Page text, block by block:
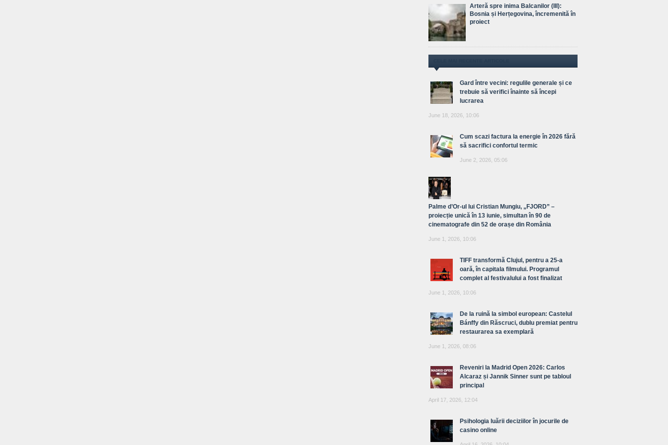
Arteră spre inima Balcanilor (III):
Bosnia și Herțegovina, încremenită în
proiect
Gard între vecini: regulile generale și ce
trebuie să verifici înainte să începi
lucrarea
June 18, 2026, 10:06
Cum scazi factura la energie în 2026 fără
să sacrifici confortul termic
June 2, 2026, 05:06
Palme d’Or-ul lui Cristian Mungiu, „FJORD” –
proiecție unică în 13 iunie, simultan în 90 de
cinematografe din 52 de orașe din România
June 1, 2026, 10:06
TIFF transformă Clujul, pentru a 25-a
oară, în capitala filmului. Programul
complet al festivalului a fost finalizat
June 1, 2026, 10:06
De la ruină la simbol european: Castelul
Bánffy din Răscruci, dublu premiat pentru
restaurarea sa exemplară
June 1, 2026, 08:06
Reveniri la Madrid Open 2026: Carlos
Alcaraz și Jannik Sinner sunt pe tabloul
principal
April 17, 2026, 12:04
Psihologia luării deciziilor în jocurile de
casino online